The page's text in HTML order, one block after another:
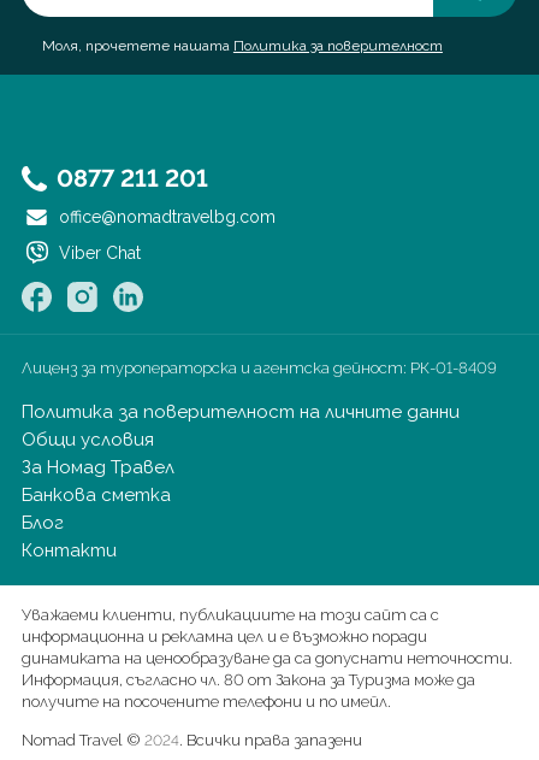
Моля, прочетете нашата Политика за поверителност
0877 211 201
office@nomadtravelbg.com
Viber Chat
Лиценз за туроператорска и агентска дейност: РК-01-8409
Политика за поверителност на личните данни
Общи условия
За Номад Травел
Банкова сметка
Блог
Контакти
Уважаеми клиенти, публикациите на този сайт са с
информационна и рекламна цел и е възможно поради
динамиката на ценообразуване да са допуснати неточности.
Информация, съгласно чл. 80 от Закона за Туризма може да
получите на посочените телефони и по имейл.
Nomad Travel © 2024. Всички права запазени